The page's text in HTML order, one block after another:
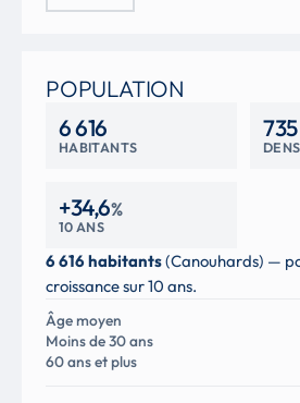
POPULATION
6 616
HABITANTS
735
+34,6%
10 ANS
6 616 habitants(Canouhards) —
croissance sur 10 ans.
Âge moyen
Moins de 30 ans
60 ans et plus